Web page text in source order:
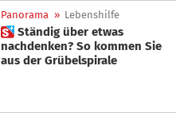
Panorama » Lebenshilfe
 Ständig über etwas
nachdenken? So kommen Sie
aus der Grübelspirale